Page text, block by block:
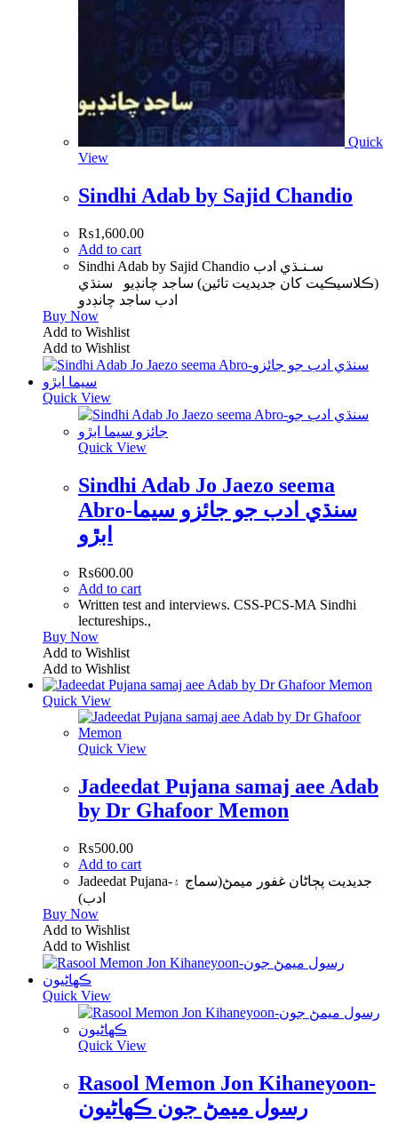
Quick
View
Sindhi Adab by Sajid Chandio
₨1,600.00
Add to cart
Sindhi Adab by Sajid Chandio سـنـڌي ادب
(ڪلاسيڪيت کان جديديت تائين) ساجد چانڊيو سنڌي
ادب ساجد چانڊدو
Buy Now
Add to Wishlist
Add to Wishlist
Quick View
Quick View
Sindhi Adab Jo Jaezo seema
Abro-سنڌي ادب جو جائزو سيما
ابڙو
₨600.00
Add to cart
Written test and interviews. CSS-PCS-MA Sindhi
lectureships.,
Buy Now
Add to Wishlist
Add to Wishlist
Quick View
Quick View
Jadeedat Pujana samaj aee Adab
by Dr Ghafoor Memon
₨500.00
Add to cart
Jadeedat Pujana-جديديت پڄاڻان غفور ميمڻ(سماج ۽
ادب)
Buy Now
Add to Wishlist
Add to Wishlist
Quick View
Quick View
Rasool Memon Jon Kihaneyoon-
رسول میمڻ جون ڪهاڻيون